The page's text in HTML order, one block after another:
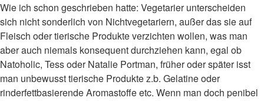
Wie ich schon geschrieben hatte: Vegetarier unterscheiden
sich nicht sonderlich von Nichtvegetariern, außer das sie auf
Fleisch oder tierische Produkte verzichten wollen, was man
aber auch niemals konsequent durchziehen kann, egal ob
Natoholic, Tess oder Natalie Portman, früher oder später isst
man unbewusst tierische Produkte z.b. Gelatine oder
rinderfettbasierende Aromastoffe etc. Wenn man doch penibel